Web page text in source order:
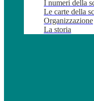
I numeri della
Le carte della
Organizzazione
La storia